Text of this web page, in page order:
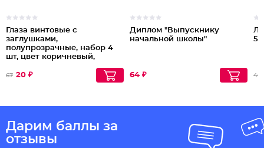
Глаза винтовые с
заглушками,
полупрозрачные, набор 4
шт, цвет коричневый,
67 20 ₽
Диплом "Выпускнику
начальной школы"
64 ₽
Дарим баллы за
отзывы